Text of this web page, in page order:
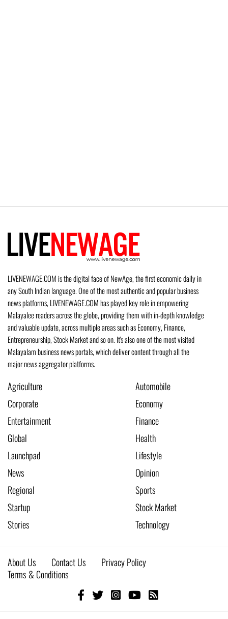
LIVENEWAGE.COM is the digital face of NewAge, the first economic daily in
any South Indian language. One of the most authentic and popular business
news platforms, LIVENEWAGE.COM has played key role in empowering
Malayalee readers across the globe, providing them with in-depth knowledge
and valuable update, across multiple areas such as Economy, Finance,
Entrepreneurship, Stock Market and so on. It's also one of the most visited
Malayalam business news portals, which deliver content through all the
major news aggregator platforms.
Agriculture
Automobile
Corporate
Economy
Entertainment
Finance
Global
Health
Launchpad
Lifestyle
News
Opinion
Regional
Sports
Startup
Stock Market
Stories
Technology
About Us Contact Us
Privacy Policy
Terms & Conditions